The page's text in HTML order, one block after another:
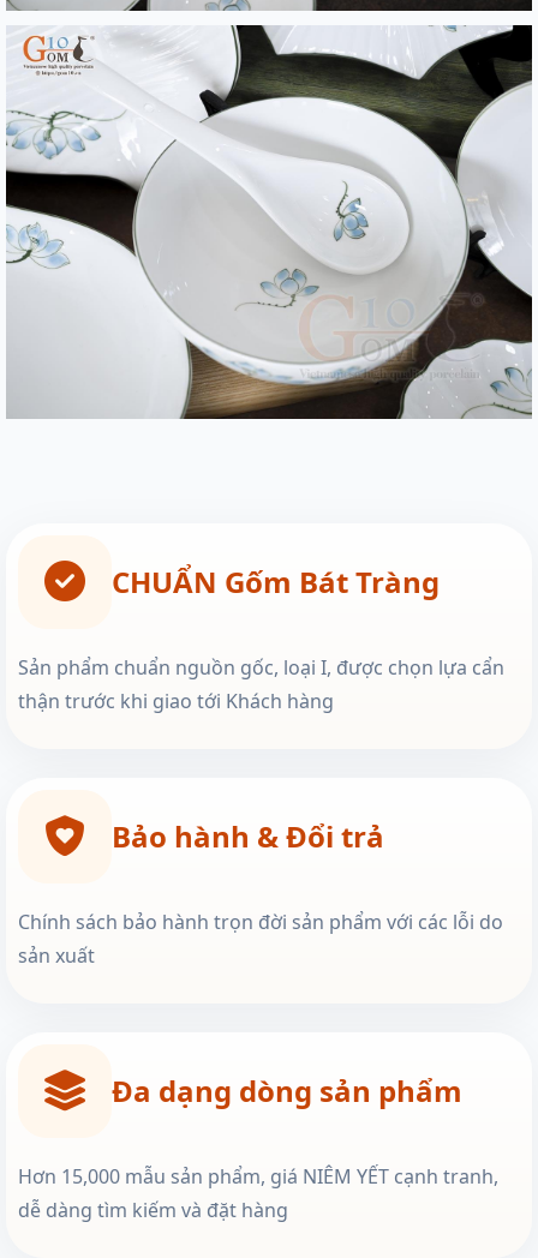
CHUẨN Gốm Bát Tràng
Sản phẩm chuẩn nguồn gốc, loại I, được chọn lựa cẩn
thận trước khi giao tới Khách hàng
Bảo hành & Đổi trả
Chính sách bảo hành trọn đời sản phẩm với các lỗi do
sản xuất
Đa dạng dòng sản phẩm
Hơn 15,000 mẫu sản phẩm, giá NIÊM YẾT cạnh tranh,
dễ dàng tìm kiếm và đặt hàng